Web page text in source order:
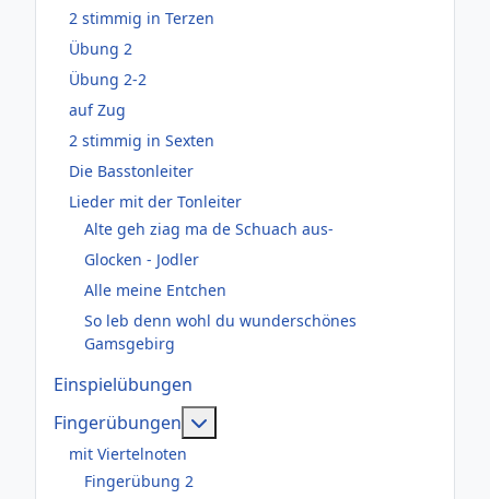
2 stimmig in Terzen
Übung 2
Übung 2-2
auf Zug
2 stimmig in Sexten
Die Basstonleiter
Lieder mit der Tonleiter
Alte geh ziag ma de Schuach aus-
Glocken - Jodler
Alle meine Entchen
So leb denn wohl du wunderschönes
Gamsgebirg
Einspielübungen
Fingerübungen
mit Viertelnoten
Fingerübung 2